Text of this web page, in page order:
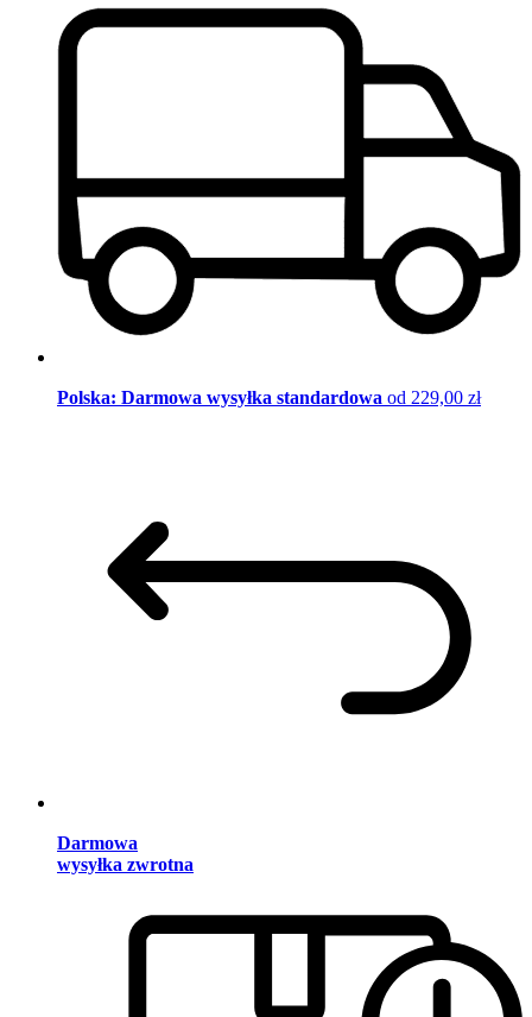
Polska: Darmowa wysyłka standardowa od 229,00 zł
Darmowa
wysyłka zwrotna